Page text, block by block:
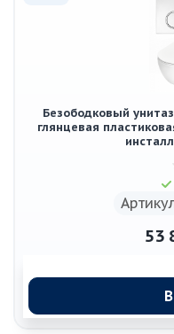
Безободковый
глянцевая
53